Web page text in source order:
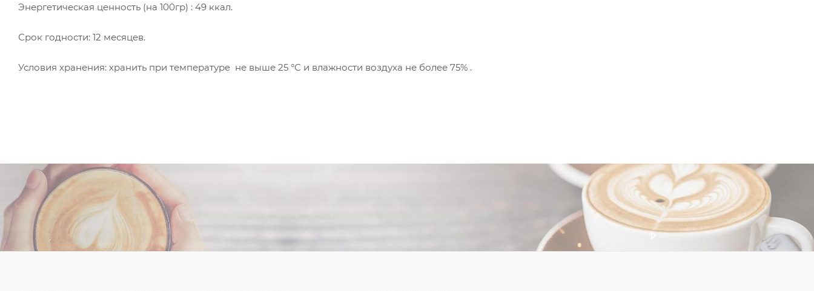
Энергетическая ценность (на 100гр) : 49 ккал.
Срок годности: 12 месяцев.
Условия хранения: хранить при температуре не выше 25 °С и влажности воздуха не более 75% .